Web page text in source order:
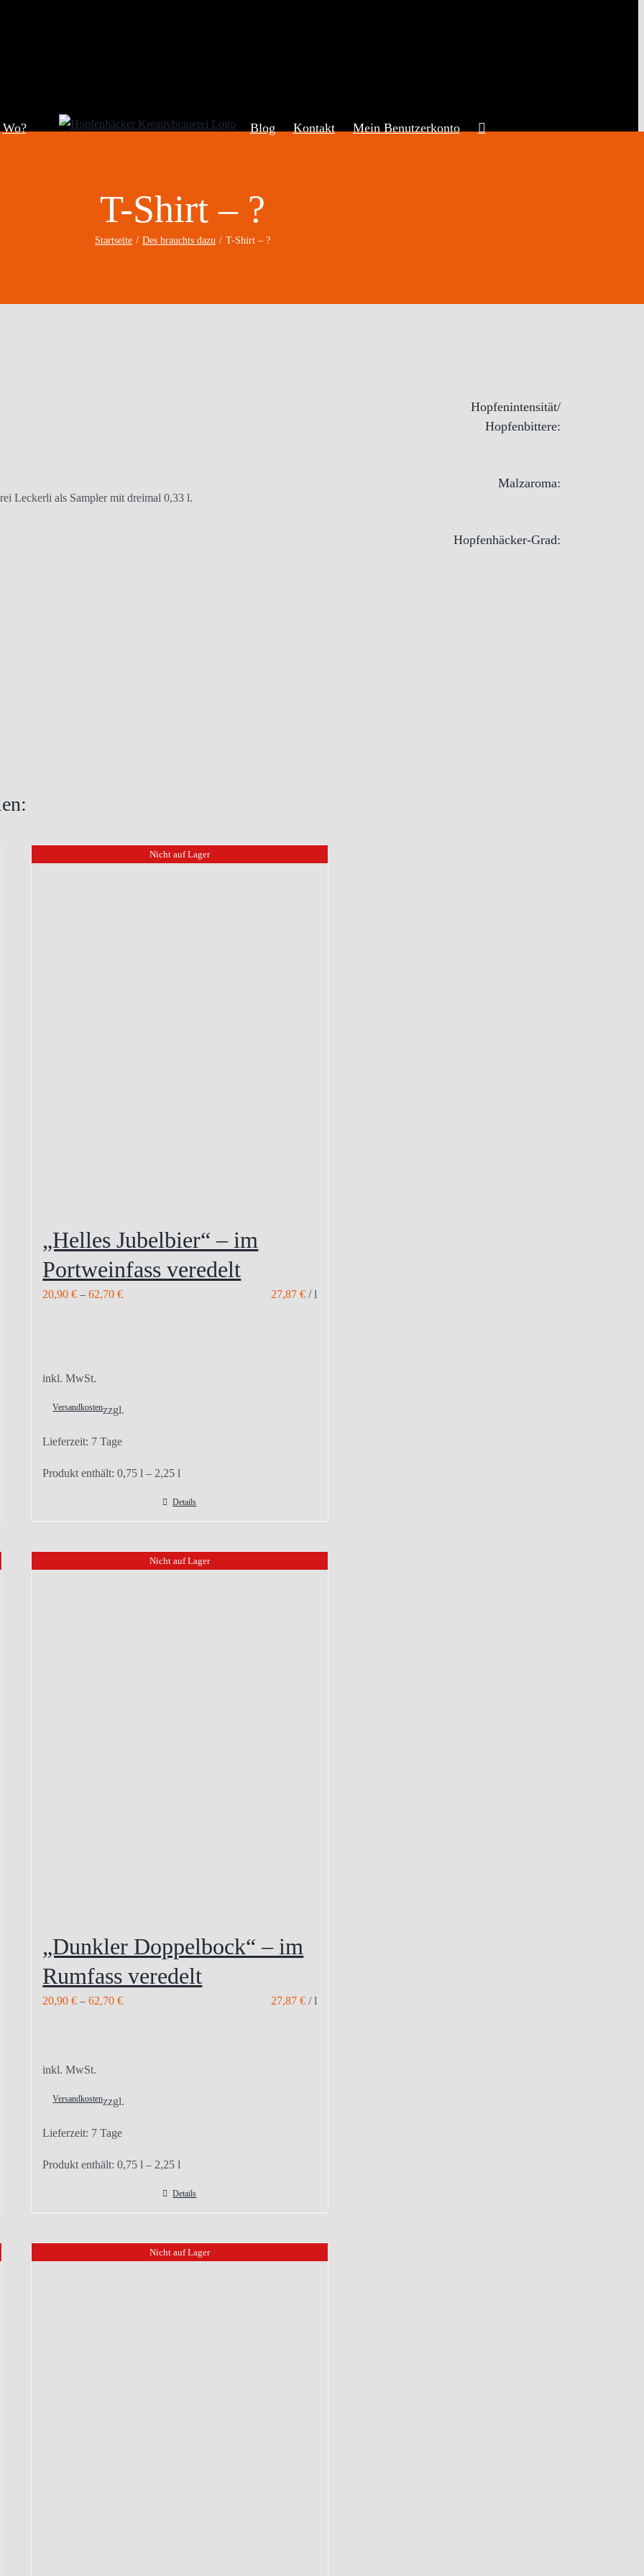
Wo? Blog Kontakt Mein Benutzerkonto
T-Shirt – ?
Startseite Des brauchts dazu T-Shirt – ?
Leckerli als Sampler mit dreimal 0,33 l.
Hopfenintensität/
Hopfenbittere:
Malzaroma:
Hopfenhäcker-Grad:
Nicht auf Lager
„Helles Jubelbier“ – im
Portweinfass veredelt
20,90€ –62,70€ 27,87 €/l
inkl. MwSt.
zzgl.
Versandkosten
Lieferzeit: 7 Tage
Produkt enthält: 0,75l – 2,25l
Details
Nicht auf Lager
„Dunkler Doppelbock“ – im
Rumfass veredelt
20,90€ –62,70€ 27,87 €/l
inkl. MwSt.
zzgl.
Versandkosten
Lieferzeit: 7 Tage
Produkt enthält: 0,75l – 2,25l
Details
Nicht auf Lager